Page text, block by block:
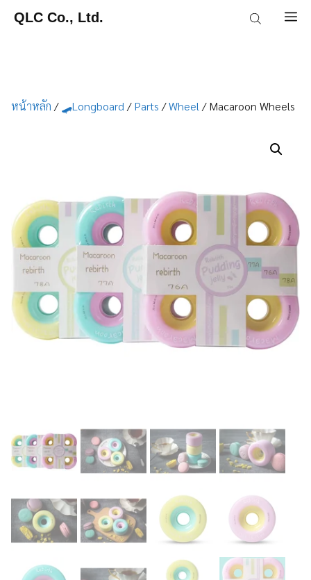
QLC Co., Ltd.
หน้าหลัก / 🛹Longboard /Parts /Wheel / Macaroon Wheels